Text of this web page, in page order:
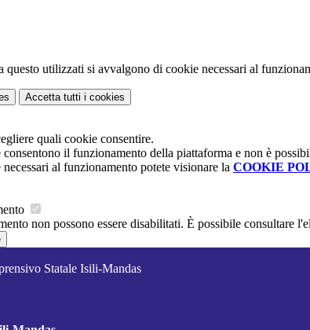
questo utilizzati si avvalgono di cookie necessari al
Accetta tutti i cookies
quali cookie consentire.
il funzionamento della piattaforma e non è
al funzionamento potete visionare la COOKIE
non possono essere disabilitati. È possibile consultare
Statale Isili-Mandas